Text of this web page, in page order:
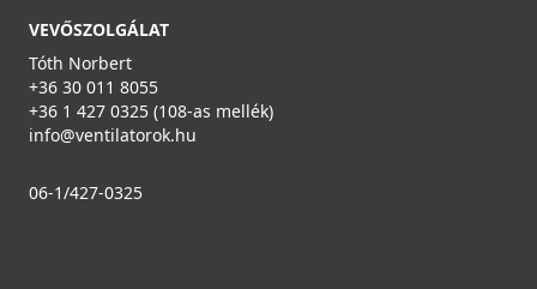
VEVŐSZOLGÁLAT
Tóth Norbert
+36 30 011 8055
+36 1 427 0325 (108-as mellék)
info@ventilatorok.hu
06-1/427-0325